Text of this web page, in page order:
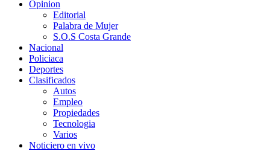
Opinion
Editorial
Palabra de Mujer
S.O.S Costa Grande
Nacional
Policiaca
Deportes
Clasificados
Autos
Empleo
Propiedades
Tecnologia
Varios
Noticiero en vivo